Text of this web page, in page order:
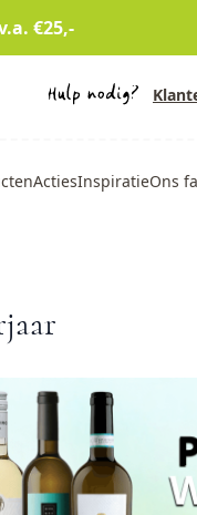
€25,-
ActiesInspiratieOns